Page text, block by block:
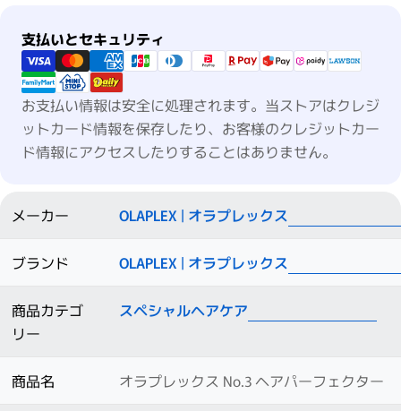
支払いとセキュリティ
支払い方法
お支払い情報は安全に処理されます。当ストアはクレジ
ットカード情報を保存したり、お客様のクレジットカー
ド情報にアクセスしたりすることはありません。
メーカー OLAPLEX | オラプレックス
ブランド OLAPLEX | オラプレックス
商品カテゴ
リー
スペシャルヘアケア
商品名 オラプレックス No.3 ヘアパーフェクター